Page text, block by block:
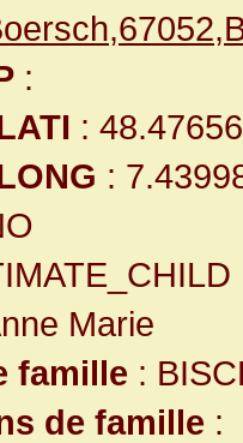
:
:
:
Marie
famille :
de famille :